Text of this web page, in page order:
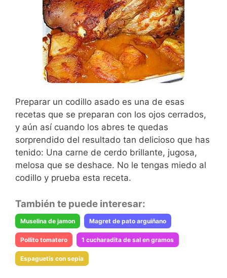
Preparar un codillo asado es una de esas
recetas que se preparan con los ojos cerrados,
y aún así cuando los abres te quedas
sorprendido del resultado tan delicioso que has
tenido: Una carne de cerdo brillante, jugosa,
melosa que se deshace. No le tengas miedo al
codillo y prueba esta receta.
También te puede interesar:
Muselina de jamon Magret de pato arguiñano
Pollito tomatero 1 cucharadita de sal en gramos
Espaguetis con sepia